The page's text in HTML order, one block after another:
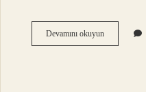
Devamını okuyunEn
Sağlıklı